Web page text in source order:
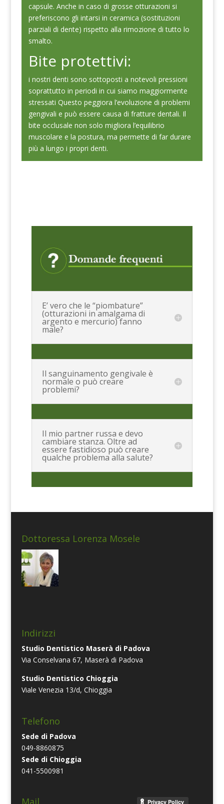
capsule. Anche in caso di grosse otturazioni si
preferiscono gli intarsi in ceramica (sostituzioni
parziali di dente) rispetto alla rimozione di tutto lo
smalto.
Bite protettivi:
i nostri denti sono sottoposti a notevoli pressioni
soprattutto in periodi in cui siamo maggiormente
stressati Questo peggiora l’evoluzione di problemi
gengivali e può essere causa di fratture dentali. Il
bite occlusale non solo migliora l’equilibrio
muscolare e la postura, ma permette di far durare
più a lungo i propri denti.
E’ vero che le “piombature”
(otturazioni in amalgama di
argento e mercurio) fanno
male?
Il sanguinamento gengivale è
normale o può creare
problemi?
Il mio partner russa e devo
cambiare stanza. Oltre ad
essere fastidioso può creare
qualche problema alla salute?
Dottoressa Lorenza Mosele
Indirizzi
Studio Dentistico Maserà di Padova
Via Conselvana 67, Maserà di Padova
Studio Dentistico Chioggia
Viale Venezia 13/d, Chioggia
Telefono
Sede di Padova
049-8860875
Sede di Chioggia
041-5500981